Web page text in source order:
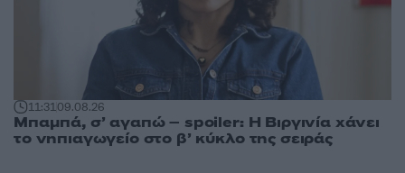
11:3109.08.26
Μπαμπά, σ’ αγαπώ – spoiler: Η Βιργινία χάνει
το νηπιαγωγείο στο β’ κύκλο της σειράς